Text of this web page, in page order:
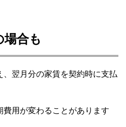
場合も
、翌月分の家賃を契約時に支払
費用が変わることがあります